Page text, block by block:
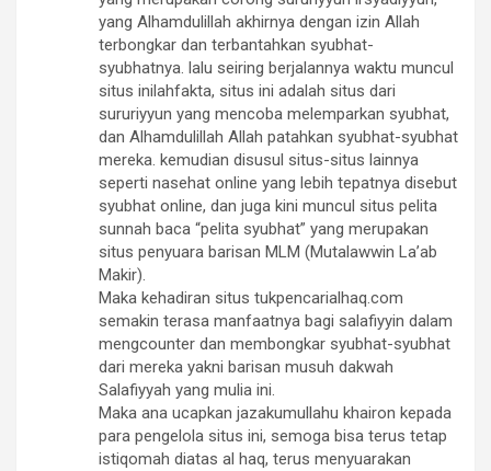
yang Alhamdulillah akhirnya dengan izin Allah
terbongkar dan terbantahkan syubhat-
syubhatnya. lalu seiring berjalannya waktu muncul
situs inilahfakta, situs ini adalah situs dari
sururiyyun yang mencoba melemparkan syubhat,
dan Alhamdulillah Allah patahkan syubhat-syubhat
mereka. kemudian disusul situs-situs lainnya
seperti nasehat online yang lebih tepatnya disebut
syubhat online, dan juga kini muncul situs pelita
sunnah baca “pelita syubhat” yang merupakan
situs penyuara barisan MLM (Mutalawwin La’ab
Makir).
Maka kehadiran situs tukpencarialhaq.com
semakin terasa manfaatnya bagi salafiyyin dalam
mengcounter dan membongkar syubhat-syubhat
dari mereka yakni barisan musuh dakwah
Salafiyyah yang mulia ini.
Maka ana ucapkan jazakumullahu khairon kepada
para pengelola situs ini, semoga bisa terus tetap
istiqomah diatas al haq, terus menyuarakan